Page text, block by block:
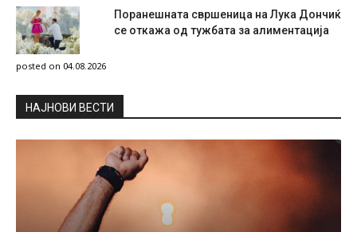
Поранешната свршеница на Лука Дончиќ
се откажа од тужбата за алиментација
posted on 04.08.2026
НAЈНОВИ ВЕСТИ